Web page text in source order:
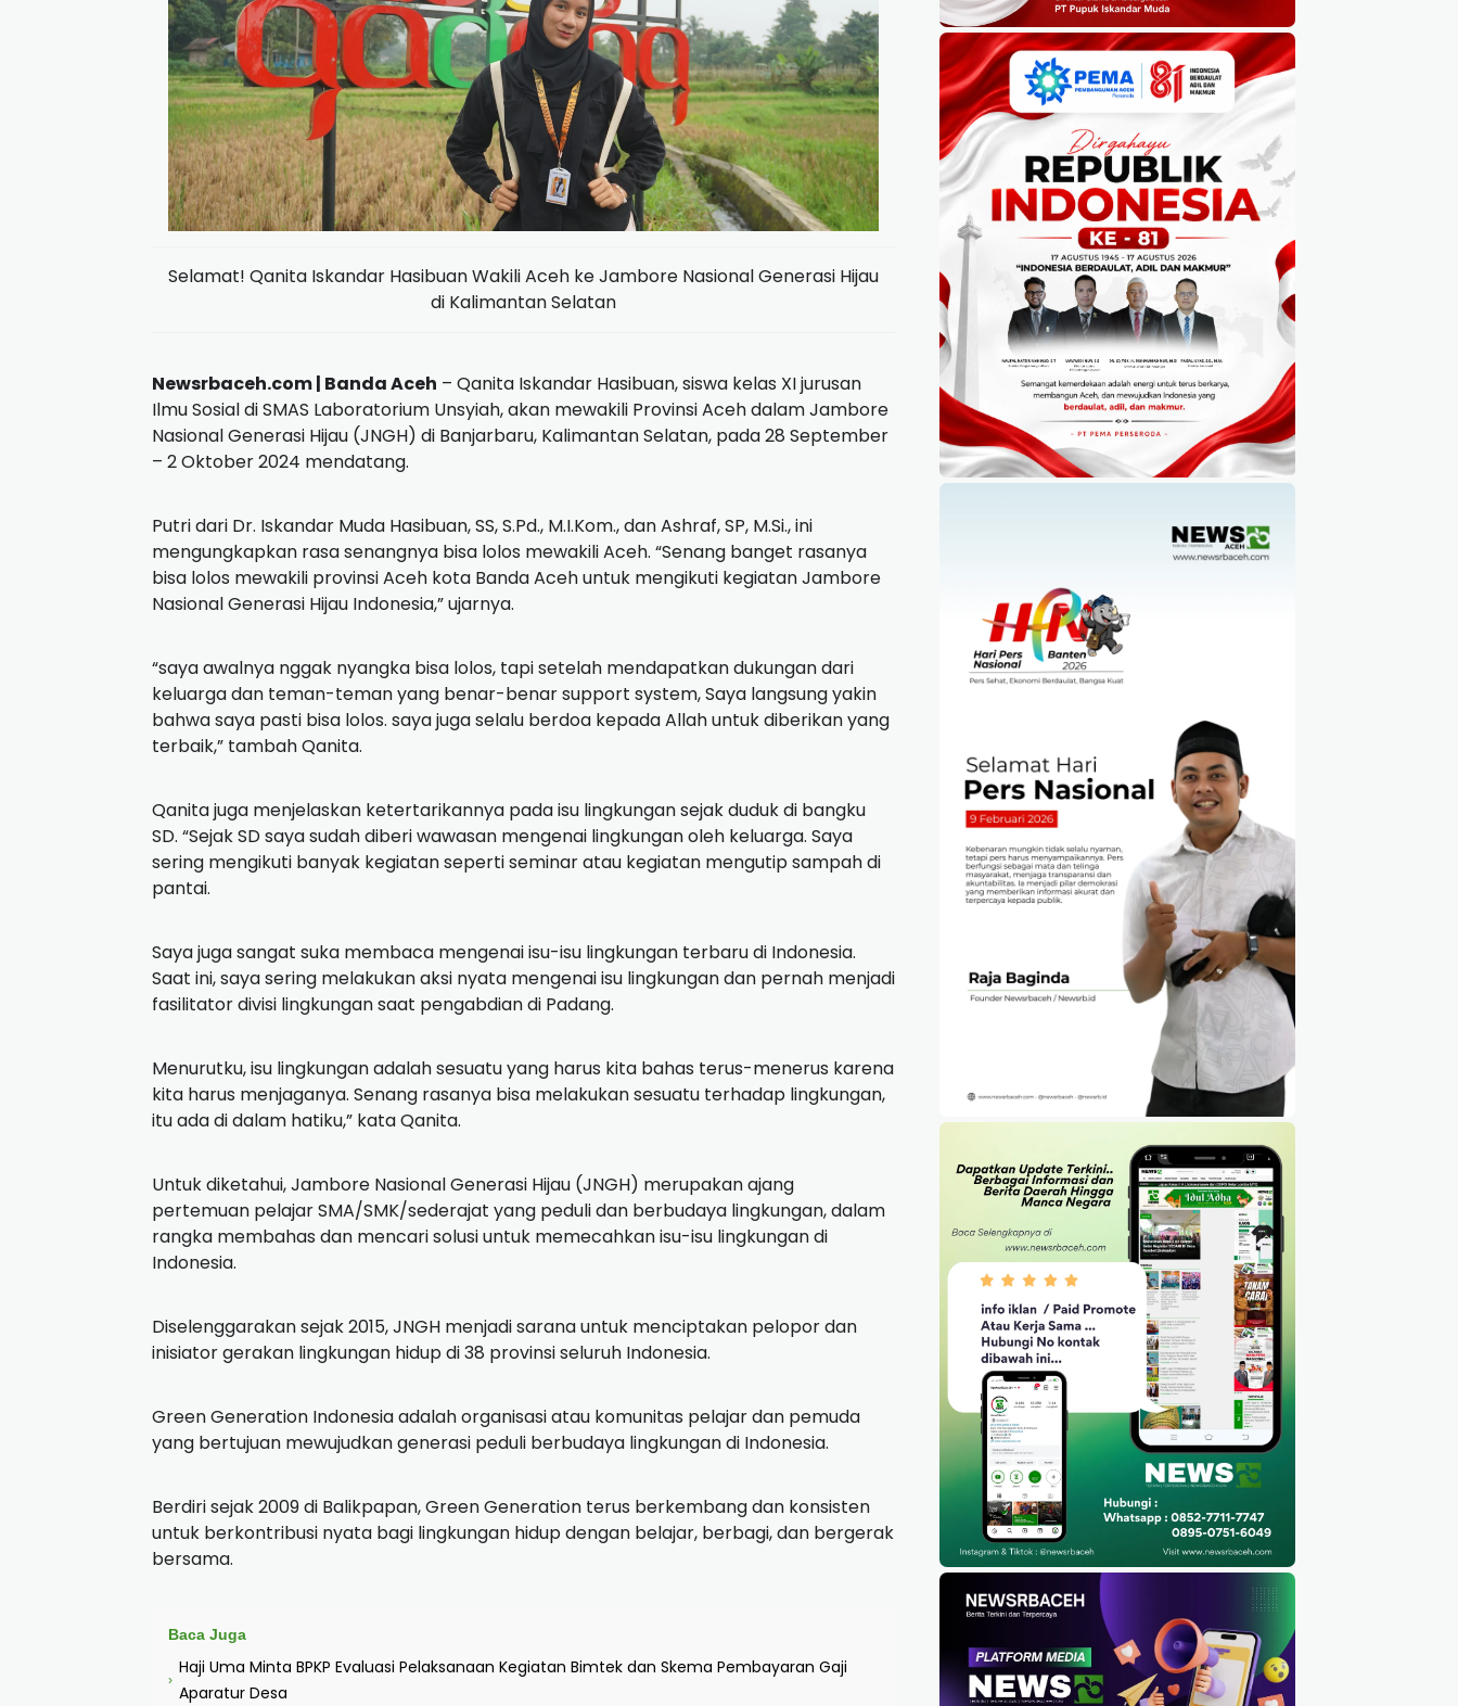
Selamat! Qanita Iskandar Hasibuan Wakili Aceh ke Jambore Nasional Generasi Hijau
di Kalimantan Selatan
Newsrbaceh.com | Banda Aceh – Qanita Iskandar Hasibuan, siswa kelas XI jurusan
Ilmu Sosial di SMAS Laboratorium Unsyiah, akan mewakili Provinsi Aceh dalam Jambore
Nasional Generasi Hijau (JNGH) di Banjarbaru, Kalimantan Selatan, pada 28 September
– 2 Oktober 2024 mendatang.
Putri dari Dr. Iskandar Muda Hasibuan, SS, S.Pd., M.I.Kom., dan Ashraf, SP, M.Si., ini
mengungkapkan rasa senangnya bisa lolos mewakili Aceh. “Senang banget rasanya
bisa lolos mewakili provinsi Aceh kota Banda Aceh untuk mengikuti kegiatan Jambore
Nasional Generasi Hijau Indonesia,” ujarnya.
“saya awalnya nggak nyangka bisa lolos, tapi setelah mendapatkan dukungan dari
keluarga dan teman-teman yang benar-benar support system, Saya langsung yakin
bahwa saya pasti bisa lolos. saya juga selalu berdoa kepada Allah untuk diberikan yang
terbaik,” tambah Qanita.
Qanita juga menjelaskan ketertarikannya pada isu lingkungan sejak duduk di bangku
SD. “Sejak SD saya sudah diberi wawasan mengenai lingkungan oleh keluarga. Saya
sering mengikuti banyak kegiatan seperti seminar atau kegiatan mengutip sampah di
pantai.
Saya juga sangat suka membaca mengenai isu-isu lingkungan terbaru di Indonesia.
Saat ini, saya sering melakukan aksi nyata mengenai isu lingkungan dan pernah menjadi
fasilitator divisi lingkungan saat pengabdian di Padang.
Menurutku, isu lingkungan adalah sesuatu yang harus kita bahas terus-menerus karena
kita harus menjaganya. Senang rasanya bisa melakukan sesuatu terhadap lingkungan,
itu ada di dalam hatiku,” kata Qanita.
Untuk diketahui, Jambore Nasional Generasi Hijau (JNGH) merupakan ajang
pertemuan pelajar SMA/SMK/sederajat yang peduli dan berbudaya lingkungan, dalam
rangka membahas dan mencari solusi untuk memecahkan isu-isu lingkungan di
Indonesia.
Diselenggarakan sejak 2015, JNGH menjadi sarana untuk menciptakan pelopor dan
inisiator gerakan lingkungan hidup di 38 provinsi seluruh Indonesia.
Green Generation Indonesia adalah organisasi atau komunitas pelajar dan pemuda
yang bertujuan mewujudkan generasi peduli berbudaya lingkungan di Indonesia.
Berdiri sejak 2009 di Balikpapan, Green Generation terus berkembang dan konsisten
untuk berkontribusi nyata bagi lingkungan hidup dengan belajar, berbagi, dan bergerak
bersama.
Baca Juga
›
Haji Uma Minta BPKP Evaluasi Pelaksanaan Kegiatan Bimtek dan Skema Pembayaran Gaji
Aparatur Desa